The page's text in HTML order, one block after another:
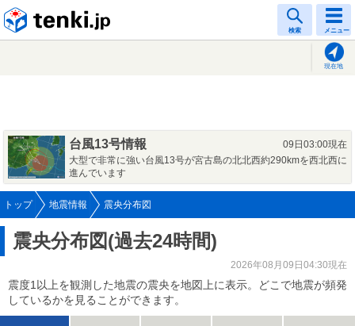
検索 メニュー
現在地
台風13号情報
09日03:00現在
大型で非常に強い台風13号が宮古島の北北西約290kmを西北西に
進んでいます
トップ 地震情報 震央分布図
震央分布図(過去24時間)
2026年08月09日04:30現在
震度1以上を観測した地震の震央を地図上に表示。どこで地震が頻発
しているかを見ることができます。